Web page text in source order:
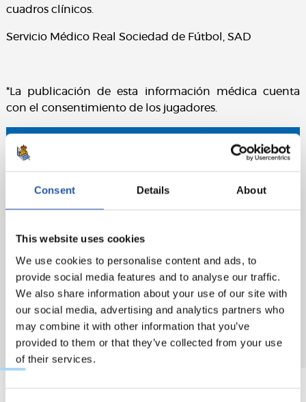
Consent Details About
This website uses cookies
We use cookies to personalise content and ads, to
provide social media features and to analyse our traffic.
We also share information about your use of our site with
our social media, advertising and analytics partners who
may combine it with other information that you’ve
provided to them or that they’ve collected from your use
of their services.
cuadros clínicos.
Servicio Médico Real Sociedad de Fútbol, SAD
*La publicación de esta información médica cuenta
con el consentimiento de los jugadores.